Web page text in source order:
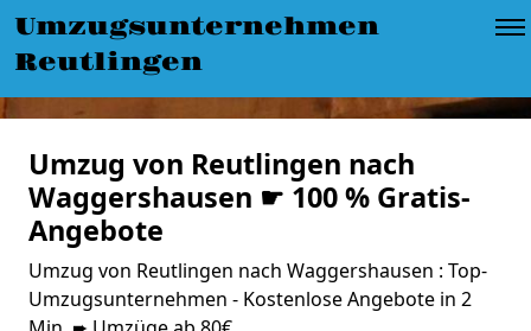
Umzugsunternehmen
Reutlingen
Umzug von Reutlingen nach
Waggershausen ☛ 100 % Gratis-
Angebote
Umzug von Reutlingen nach Waggershausen : Top-
Umzugsunternehmen - Kostenlose Angebote in 2